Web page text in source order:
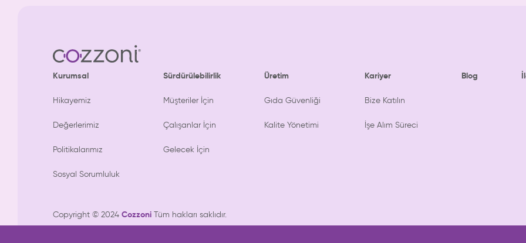
Kurumsal
Hikayemiz
Değerlerimiz
Politikalarımız
Sosyal Sorumluluk
Sürdürülebilirlik
Müşteriler İçin
Çalışanlar İçin
Gelecek İçin
Üretim
Gıda Güvenliği
Kalite Yönetimi
Kariyer
Bize Katılın
İşe Alım Süreci
Blog
Copyright © 2024 Cozzoni Tüm hakları saklıdır.